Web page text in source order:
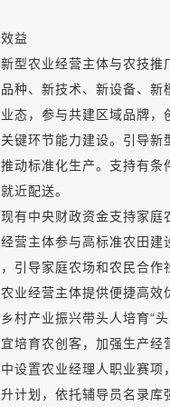
益
农业经营主体与农技推
种、新技术、新设备、
态，参与共建区域品牌
键环节能力建设。引导
动标准化生产。支持有
近配送。
中央财政资金支持家庭
营主体参与高标准农田
引导家庭农场和农民合
业经营主体提供便捷高效
产业振兴带头人培育“头
培育农创客，加强生产
设置农业经理人职业赛
计划，依托辅导员名录